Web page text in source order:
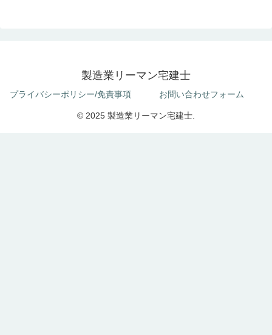
製造業リーマン宅建士
プライバシーポリシー/免責事項 お問い合わせフォーム
© 2025 製造業リーマン宅建士.